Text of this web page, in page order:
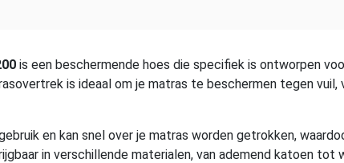
is een beschermende hoes die specifiek is ontworpen
is ideaal om je matras te beschermen tegen
en kan snel over je matras worden getrokken,
in verschillende materialen, van ademend katoen